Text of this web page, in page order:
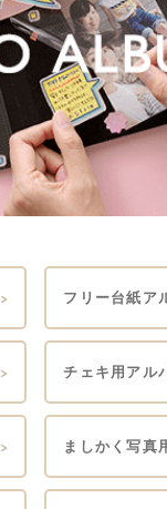
フリー台紙ア
チェキ用アル
ましかく写真